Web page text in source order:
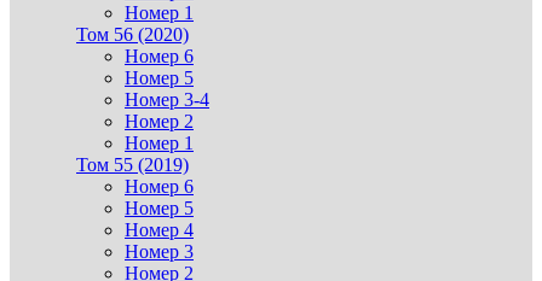
Номер 1
Том 56 (2020)
Номер 6
Номер 5
Номер 3-4
Номер 2
Номер 1
Том 55 (2019)
Номер 6
Номер 5
Номер 4
Номер 3
Номер 2